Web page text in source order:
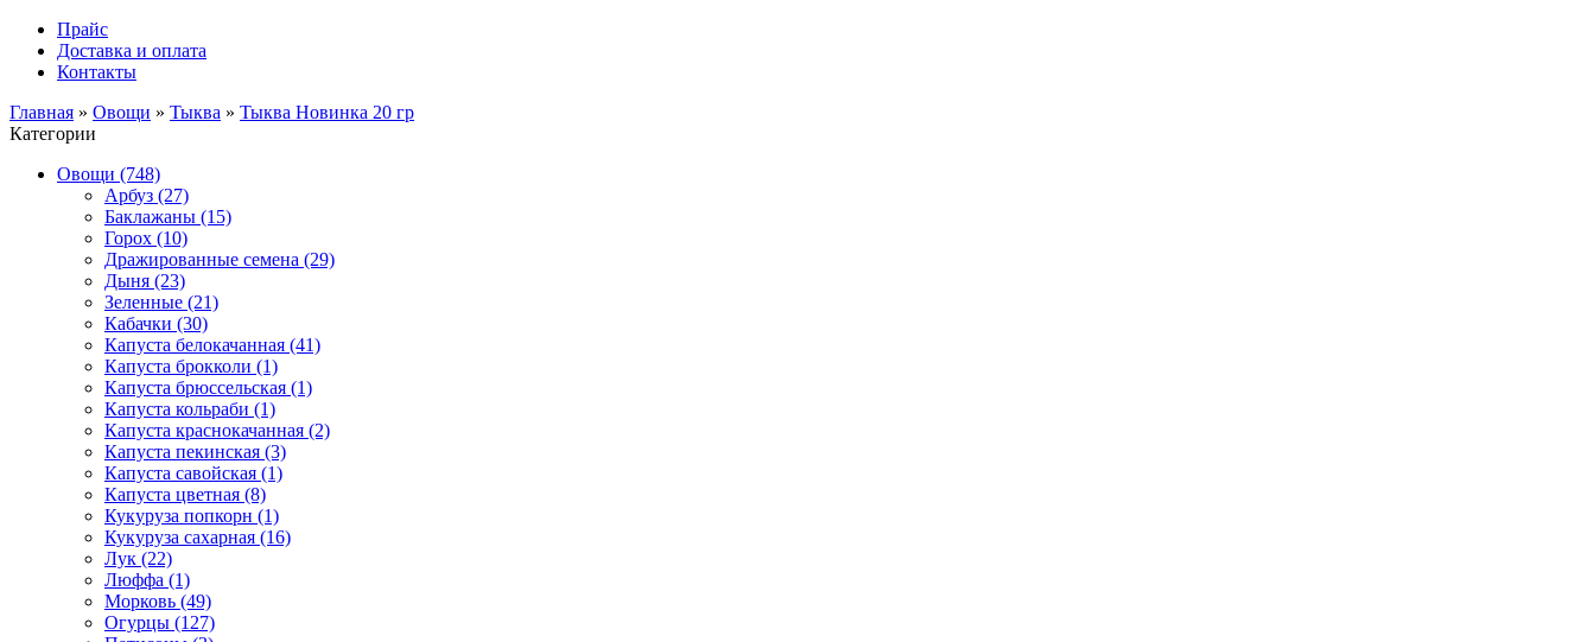
Прайс
Доставка и оплата
Контакты
Главная » Овощи » Тыква » Тыква Новинка 20 гр
Категории
Овощи (748)
Арбуз (27)
Баклажаны (15)
Горох (10)
Дражированные семена (29)
Дыня (23)
Зеленные (21)
Кабачки (30)
Капуста белокачанная (41)
Капуста брокколи (1)
Капуста брюссельская (1)
Капуста кольраби (1)
Капуста краснокачанная (2)
Капуста пекинская (3)
Капуста савойская (1)
Капуста цветная (8)
Кукуруза попкорн (1)
Кукуруза сахарная (16)
Лук (22)
Люффа (1)
Морковь (49)
Огурцы (127)